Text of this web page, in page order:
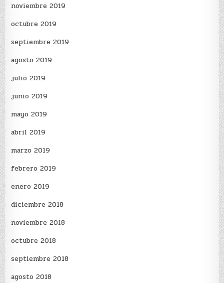
noviembre 2019
octubre 2019
septiembre 2019
agosto 2019
julio 2019
junio 2019
mayo 2019
abril 2019
marzo 2019
febrero 2019
enero 2019
diciembre 2018
noviembre 2018
octubre 2018
septiembre 2018
agosto 2018